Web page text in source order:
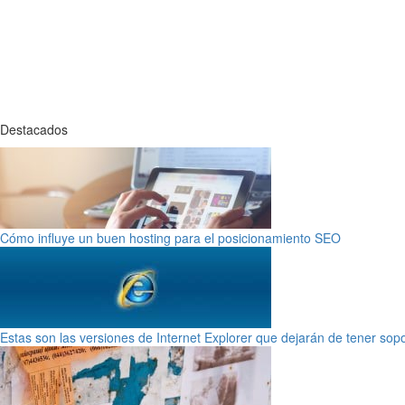
Destacados
Cómo influye un buen hosting para el posicionamiento SEO
Estas son las versiones de Internet Explorer que dejarán de tener